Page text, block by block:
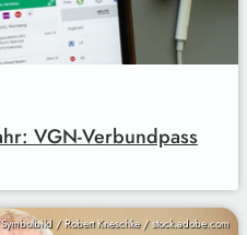
VGN-Verbundpass
Symbolbild / Robert Kneschke / stock.adobe.com